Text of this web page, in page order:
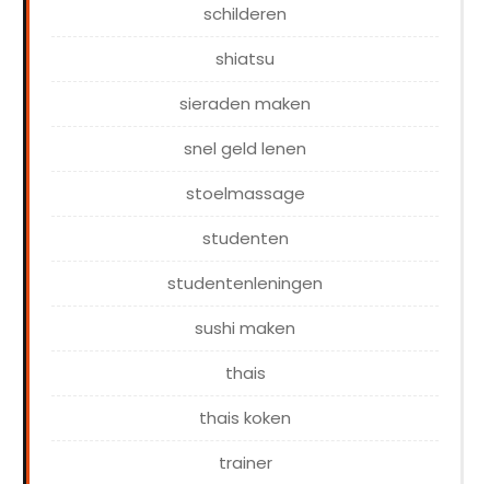
schilderen
shiatsu
sieraden maken
snel geld lenen
stoelmassage
studenten
studentenleningen
sushi maken
thais
thais koken
trainer